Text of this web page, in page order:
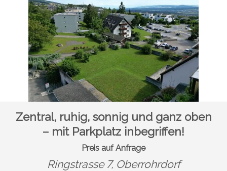
Zentral, ruhig, sonnig und ganz oben
– mit Parkplatz inbegriffen!
Preis auf Anfrage
Ringstrasse 7, Oberrohrdorf